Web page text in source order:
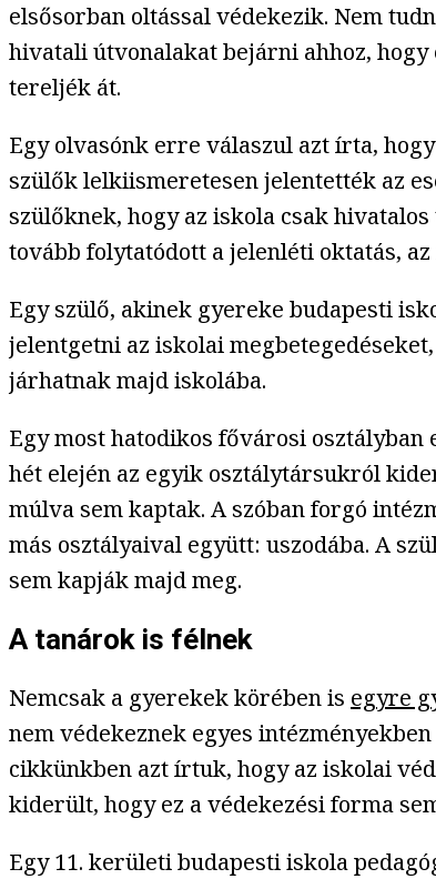
elsősorban oltással védekezik. Nem
hivatali útvonalakat bejárni ahhoz,
tereljék át.
Egy olvasónk erre válaszul azt írta,
szülők lelkiismeretesen jelentették az
szülőknek, hogy az iskola csak
tovább folytatódott a jelenléti oktatás,
Egy szülő, akinek gyereke budapesti
jelentgetni az iskolai
járhatnak majd iskolába.
Egy most hatodikos fővárosi
hét elején az egyik osztálytársukról
múlva sem kaptak. A szóban forgó
más osztályaival együtt: uszodába. A
sem kapják majd meg.
A tanárok is félnek
Nemcsak a gyerekek körében is egyre
nem védekeznek egyes
cikkünkben azt írtuk, hogy az iskolai
kiderült, hogy ez a védekezési forma
Egy 11. kerületi budapesti iskola